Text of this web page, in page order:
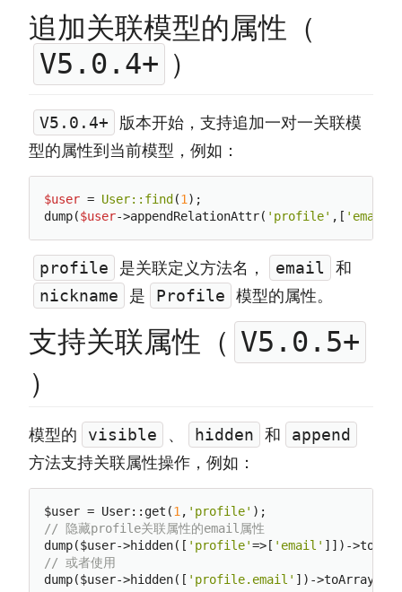
追加关联模型的属性（
V5.0.4+ ）
V5.0.4+
版本开始，支持追加一对一关联模
型的属性到当前模型，例如：
$user = User: :find (1 );
dump($user->appendRelationAttr( 'profile' ,[ 'email'
profile 是关联定义方法名， email 和
nickname 是 Profile 模型的属性。
支持关联属性（ V5.0.5+
）
模型的 visible 、 hidden 和 append
方法支持关联属性操作，例如：
$user = User::get(1, 'profile'
// 隐藏profile关联属性的email属性
dump($user->hidden([ 'profile'=>[ 'email'
// 或者使用
dump($user->hidden([ 'profile.email'